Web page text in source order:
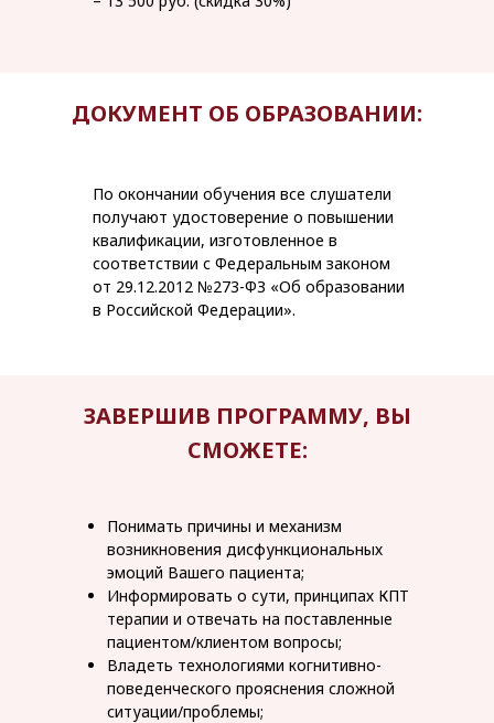
ДОКУМЕНТ ОБ ОБРАЗОВАНИИ:
По окончании обучения все слушатели
получают удостоверение о повышении
квалификации, изготовленное в
соответствии с Федеральным законом
от 29.12.2012 №273-ФЗ «Об образовании
в Российской Федерации».
ЗАВЕРШИВ ПРОГРАММУ, ВЫ
СМОЖЕТЕ:
Понимать причины и механизм
возникновения дисфункциональных
эмоций Вашего пациента;
Информировать о сути, принципах КПТ
терапии и отвечать на поставленные
пациентом/клиентом вопросы;
Владеть технологиями когнитивно-
поведенческого прояснения сложной
ситуации/проблемы;